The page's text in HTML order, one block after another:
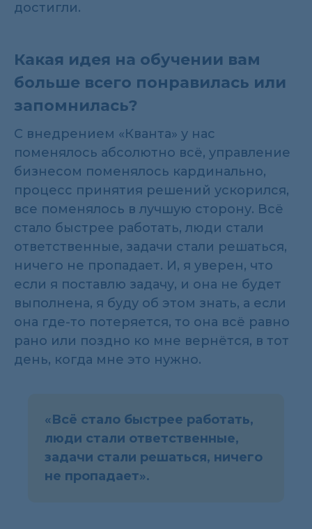
достигли.
Какая идея на обучении вам
больше всего понравилась или
запомнилась?
С внедрением «Кванта» у нас
поменялось абсолютно всё, управление
бизнесом поменялось кардинально,
процесс принятия решений ускорился,
все поменялось в лучшую сторону. Всё
стало быстрее работать, люди стали
ответственные, задачи стали решаться,
ничего не пропадает. И, я уверен, что
если я поставлю задачу, и она не будет
выполнена, я буду об этом знать, а если
она где-то потеряется, то она всё равно
рано или поздно ко мне вернётся, в тот
день, когда мне это нужно.
«Всё стало быстрее работать,
люди стали ответственные,
задачи стали решаться, ничего
не пропадает».